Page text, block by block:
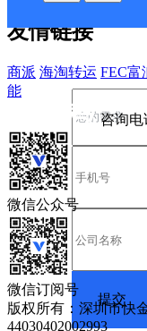
友情链接
商派 海淘转运 FEC富
能
咨询电
微信公众号
微信订阅号
版权所有：深圳市快
44030402002993